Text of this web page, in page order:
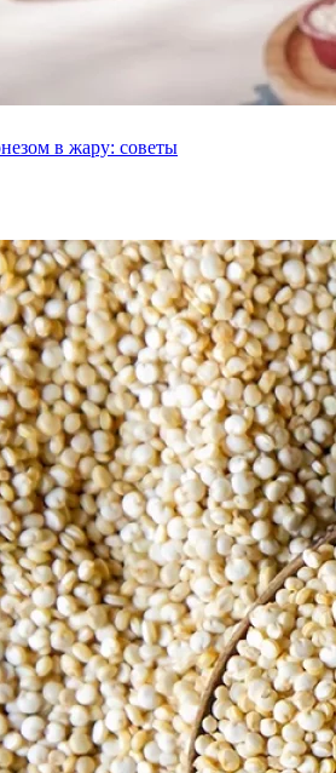
в жару: советы